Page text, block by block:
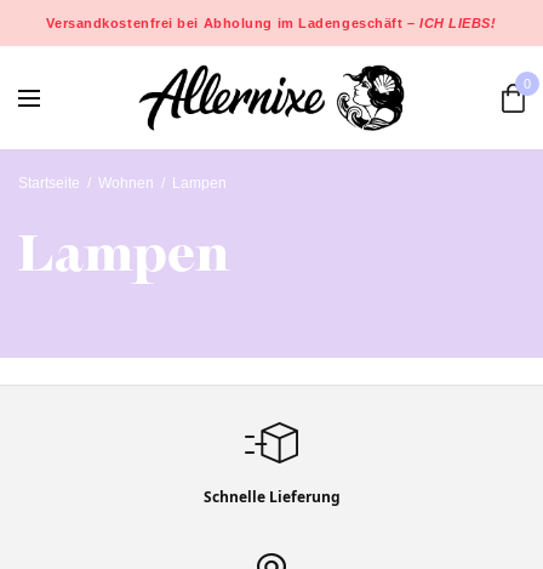
Versandkostenfrei bei Abholung im Ladengeschäft –ICH LIEBS!
0
Startseite / Wohnen / Lampen
Lampen
Schnelle Lieferung